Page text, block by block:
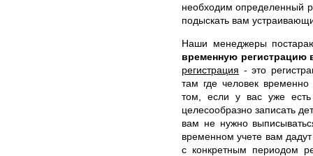
необходим определенный
подыскать вам
Наши менеджеры
временную регистрацию
регистрация - это
там где человек
том, если у вас уже
целесообразно записать
вам не нужно
временном учете вам
с конкретным периодом